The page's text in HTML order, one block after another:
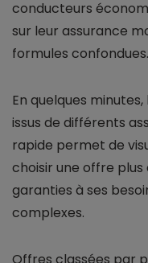
conducteurs
sur leur assurance
formules confondues.
En quelques
issus de différents
rapide permet de
choisir une offre
garanties à ses
complexes.